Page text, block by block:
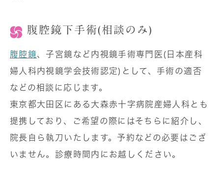
腹腔鏡下手術(相談のみ)
腹腔鏡、子宮鏡など内視鏡手術専門医(日本産科
婦人科内視鏡学会技術認定)として、手術の適否
などの相談に応じます。
東京都大田区にある大森赤十字病院産婦人科とも
提携しており、ご希望の際にはそちらに紹介し、
院長自ら執刀いたします。予約などの必要はござ
いません。診療時間内にお越しください。